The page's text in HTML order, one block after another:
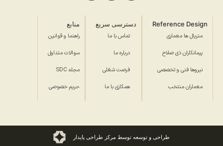
Reference Design
متریال ها معماری
پیمانکاران ذی صلاح
نیروها فنی و تخصصی
معماران منتخب
دسترسی سریع
تماس با ما
درباره ما
فرصت شغلی
همکاری با ما
منابع
راهنما و قوانین
سوالات متداول
مجله SDC
حریم خصوصی
طراحی و توسعه توسط مرکز طراحی پایدار